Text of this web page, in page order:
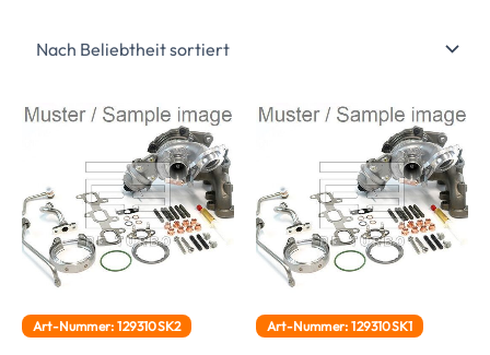
Art-Nummer: 129310SK2 Art-Nummer: 129310SK1